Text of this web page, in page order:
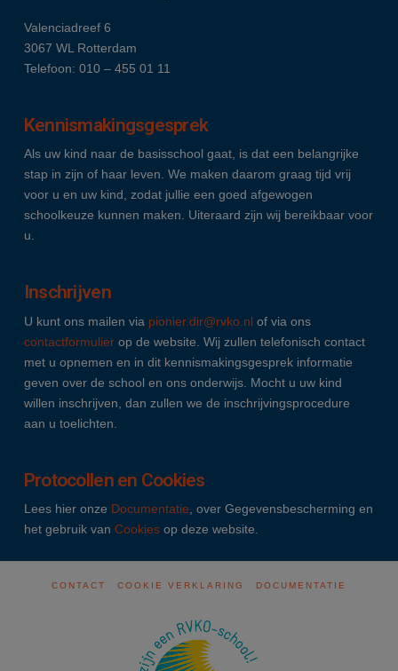
Valenciadreef 6
3067 WL Rotterdam
Telefoon: 010 – 455 01 11
Kennismakingsgesprek
Als uw kind naar de basisschool gaat, is dat een belangrijke
stap in zijn of haar leven. We maken daarom graag tijd vrij
voor u en uw kind, zodat jullie een goed afgewogen
schoolkeuze kunnen maken. Uiteraard zijn wij bereikbaar voor
u.
Inschrijven
U kunt ons mailen via pionier.dir@rvko.nl of via ons
contactformulierop de website. Wij zullen telefonisch contact
met u opnemen en in dit kennismakingsgesprek informatie
geven over de school en ons onderwijs. Mocht u uw kind
willen inschrijven, dan zullen we de inschrijvingsprocedure
aan u toelichten.
Protocollen en Cookies
Lees hier onze Documentatie , over Gegevensbescherming en
het gebruik van Cookiesop deze website.
CONTACT COOKIE VERKLARING DOCUMENTATIE